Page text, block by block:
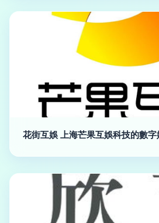
花街互娛 上海芒果互娛科技的數